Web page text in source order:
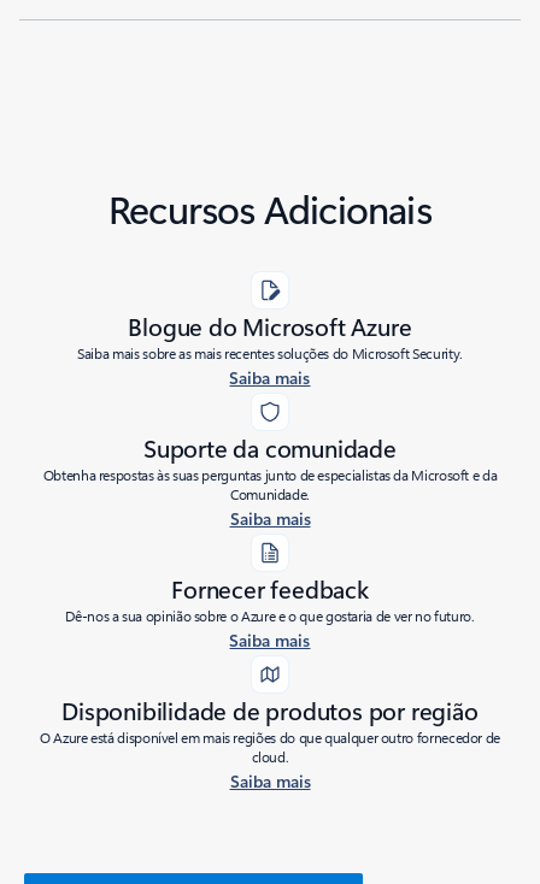
Recursos Adicionais
Blogue do Microsoft Azure
Saiba mais sobre as mais recentes soluções do Microsoft Security.
Saiba mais
Suporte da comunidade
Obtenha respostas às suas perguntas junto de especialistas da Microsoft e da
Comunidade.
Saiba mais
Fornecer feedback
Dê-nos a sua opinião sobre o Azure e o que gostaria de ver no futuro.
Saiba mais
Disponibilidade de produtos por região
O Azure está disponível em mais regiões do que qualquer outro fornecedor de
cloud.
Saiba mais